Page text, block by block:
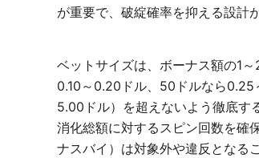
が重要で、破綻確率を抑える設計
ベットサイズは、ボーナス額の1
0.10～0.20ドル、50ドルなら
5.00ドル）を超えないよう徹底す
消化総額に対するスピン回数を確
ナスバイ）は対象外や違反となる